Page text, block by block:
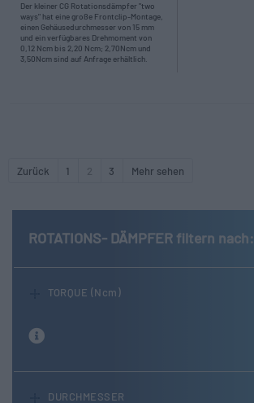
ROTATIONS- DÄMPFER filtern nach:
TORQUE (Ncm)
DURCHMESSER
Der kleiner CG Rotationsdämpfer "two
ways" hat eine große Frontclip-Montage,
einen Gehäusedurchmesser von 15 mm
und ein verfügbares Drehmoment von
0,12 Ncm bis 2,20 Ncm; 2,70Ncm und
3,50Ncm sind auf Anfrage erhältlich.
Zurück 1 3 Mehr sehen